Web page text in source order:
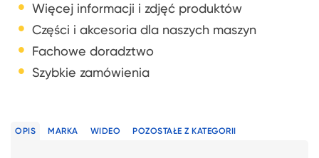
Więcej informacji i zdjęć produktów
Części i akcesoria dla naszych maszyn
Fachowe doradztwo
Szybkie zamówienia
OPIS MARKA WIDEO POZOSTAŁE Z KATEGORII